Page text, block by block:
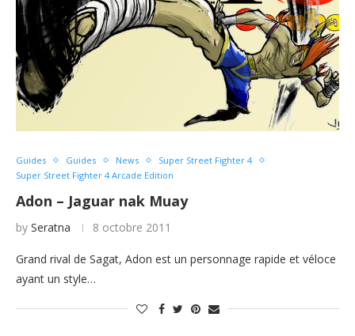
Guides Guides News
Super Street Fighter 4
Super Street Fighter 4 Arcade Edition
Adon – Jaguar nak Muay
by Seratna 8 octobre 2011
Grand rival de Sagat, Adon est un personnage rapide et véloce
ayant un style…